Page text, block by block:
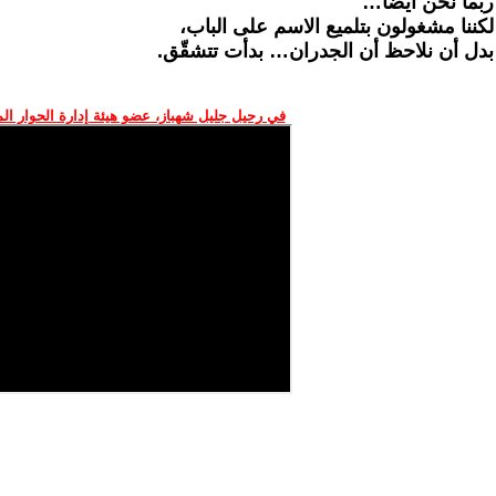
‏لكننا مشغولون بتلميع الاسم على الباب،
‏بدل أن نلاحظ أن الجدران… بدأت تتشقّق.
في رحيل جليل شهباز، عضو هيئة إدارة الحوار